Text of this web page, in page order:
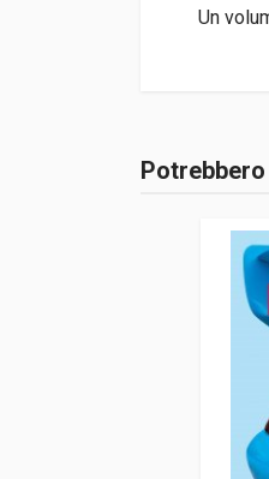
Un
Lingua del testo
Accedi o